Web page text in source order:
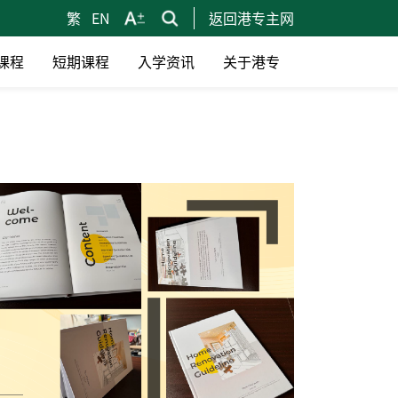
繁 EN 返回港专主网
程 短期课程 入学资讯 关于港专